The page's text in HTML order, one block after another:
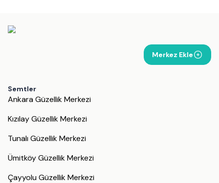
Merkez Ekle
Semtler
Ankara Güzellik Merkezi
Kızılay Güzellik Merkezi
Tunalı Güzellik Merkezi
Ümitköy Güzellik Merkezi
Çayyolu Güzellik Merkezi